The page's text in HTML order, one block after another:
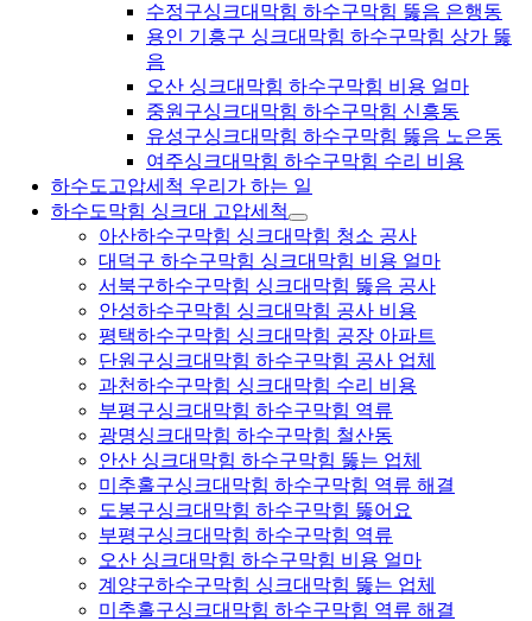
수정구싱크대막힘 하수구막힘 뚫음 은행동
용인 기흥구 싱크대막힘 하수구막힘 상가 뚫
음
오산 싱크대막힘 하수구막힘 비용 얼마
중원구싱크대막힘 하수구막힘 신흥동
유성구싱크대막힘 하수구막힘 뚫음 노은동
여주싱크대막힘 하수구막힘 수리 비용
하수도고압세척 우리가 하는 일
하수도막힘 싱크대 고압세척
아산하수구막힘 싱크대막힘 청소 공사
대덕구 하수구막힘 싱크대막힘 비용 얼마
서북구하수구막힘 싱크대막힘 뚫음 공사
안성하수구막힘 싱크대막힘 공사 비용
평택하수구막힘 싱크대막힘 공장 아파트
단원구싱크대막힘 하수구막힘 공사 업체
과천하수구막힘 싱크대막힘 수리 비용
부평구싱크대막힘 하수구막힘 역류
광명싱크대막힘 하수구막힘 철산동
안산 싱크대막힘 하수구막힘 뚫는 업체
미추홀구싱크대막힘 하수구막힘 역류 해결
도봉구싱크대막힘 하수구막힘 뚫어요
부평구싱크대막힘 하수구막힘 역류
오산 싱크대막힘 하수구막힘 비용 얼마
계양구하수구막힘 싱크대막힘 뚫는 업체
미추홀구싱크대막힘 하수구막힘 역류 해결